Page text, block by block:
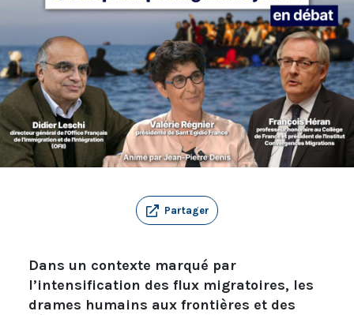
Partager
Dans un contexte marqué par
l’intensification des flux migratoires, les
drames humains aux frontières et des